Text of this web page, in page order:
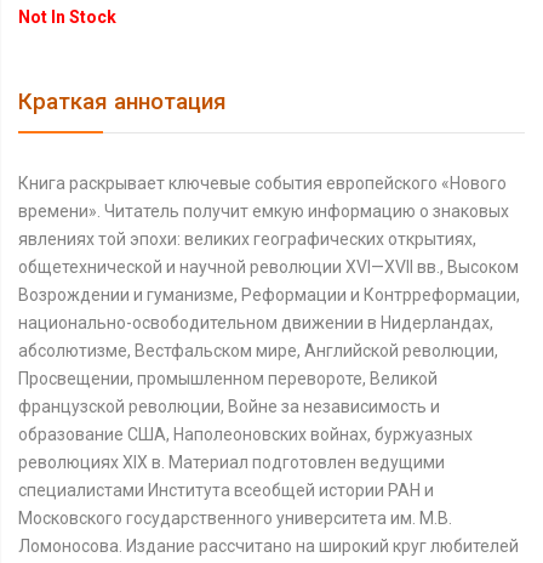
Not In Stock
Краткая аннотация
Книга раскрывает ключевые события европейского «Нового
времени». Читатель получит емкую информацию о знаковых
явлениях той эпохи: великих географических открытиях,
общетехнической и научной революции XVI—XVII вв., Высоком
Возрождении и гуманизме, Реформации и Контрреформации,
национально-освободительном движении в Нидерландах,
абсолютизме, Вестфальском мире, Английской революции,
Просвещении, промышленном перевороте, Великой
французской революции, Войне за независимость и
образование США, Наполеоновских войнах, буржуазных
революциях XIX в. Материал подготовлен ведущими
специалистами Института всеобщей истории РАН и
Московского государственного университета им. М.В.
Ломоносова. Издание рассчитано на широкий круг любителей